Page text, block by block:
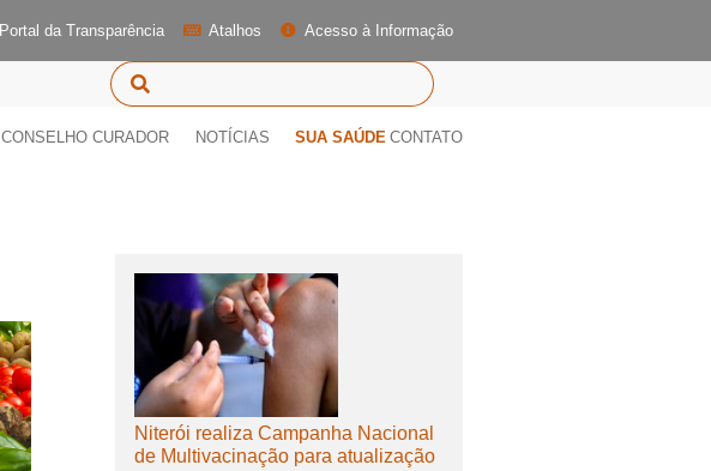
Portal da Transparência Atalhos Acesso à Informação
CONSELHO CURADOR NOTÍCIAS SUA SAÚDE CONTATO
Niterói realiza Campanha Nacional
de Multivacinação para atualização